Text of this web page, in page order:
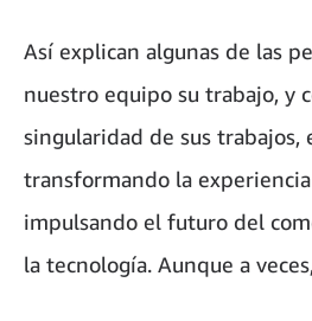
Así explican algunas de las
nuestro equipo su trabajo, y
singularidad de sus trabajos,
transformando la
impulsando el futuro del
la tecnología. Aunque a